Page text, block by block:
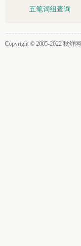
五笔词组查询
Copyright © 2005-2022 秋鲜网